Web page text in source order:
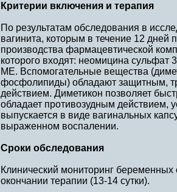
Критерии включения и терапия
По результатам обследования в
вагинита, которым в течение 12
производства фармацевтической
которого входят: неомицина
МЕ. Вспомогательные вещества
фосфолипиды) обладают защитным,
действием. Диметикон позволяет
обладает противозудным действием,
выпускается в виде вагинальных
выраженном воспалении.
Сроки обследования
Клинический мониторинг
окончании терапии (13-14 сутки).